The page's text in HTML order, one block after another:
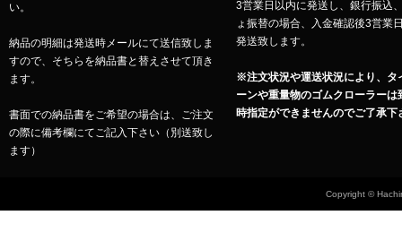
い。
納品の明細は発送時メールにて送信致しま
すので、そちらを納品書と替えさせて頂き
ます。
書面での納品書をご希望の場合は、ご注文
の際に備考欄にてご記入下さい（別送致し
ます）
3営業日以内に発送し、銀行振込
ょ振替の場合、入金確認後3営業
発送致します。
※注文状況や運送状況により、タ
ーンや重量物のゴムクローラーは
時指定ができませんのでご了承下
Copyright ©